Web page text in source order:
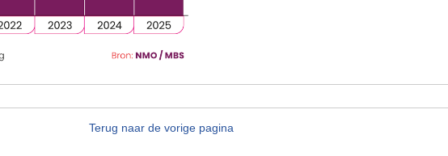
Terug naar de vorige pagina